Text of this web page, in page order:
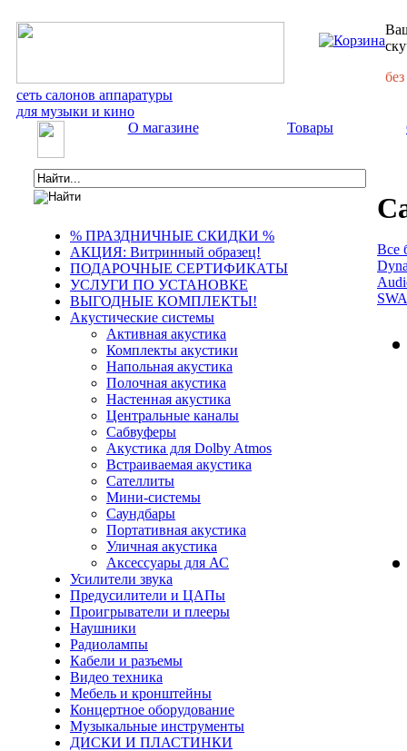
сеть салонов аппаратуры
для музыки и кино
О магазине Товары
% ПРАЗДНИЧНЫЕ СКИДКИ %
АКЦИЯ: Витринный образец!
ПОДАРОЧНЫЕ СЕРТИФИКАТЫ
УСЛУГИ ПО УСТАНОВКЕ
ВЫГОДНЫЕ КОМПЛЕКТЫ!
Акустические системы
Активная акустика
Комплекты акустики
Напольная акустика
Полочная акустика
Настенная акустика
Центральные каналы
Сабвуферы
Акустика для Dolby Atmos
Встраиваемая акустика
Сателлиты
Мини-системы
Саундбары
Портативная акустика
Уличная акустика
Аксессуары для АС
Усилители звука
Предусилители и ЦАПы
Проигрыватели и плееры
Наушники
Радиолампы
Кабели и разъемы
Видео техника
Мебель и кронштейны
Концертное оборудование
Музыкальные инструменты
ДИСКИ И ПЛАСТИНКИ
Все